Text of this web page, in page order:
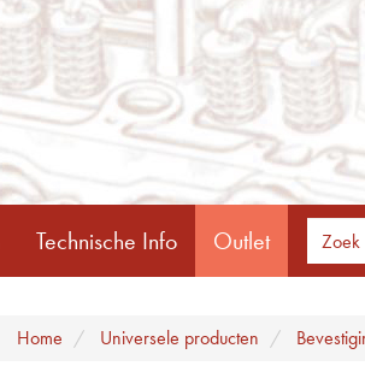
Technische Info Outlet
Home Universele producten